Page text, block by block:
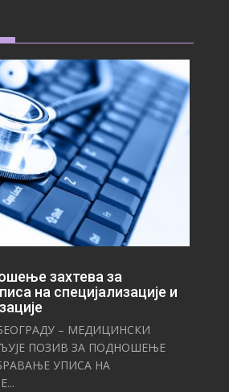
захтева за
на специјализације и
– МЕДИЦИНСКИ
ПОЗИВ ЗА ПОДНОШЕЊЕ
УПИСА НА